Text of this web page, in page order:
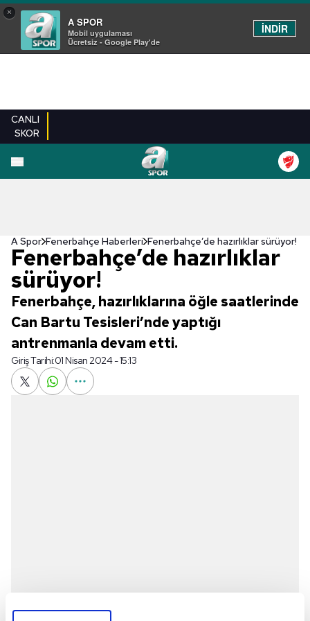
×
A SPOR
Mobil uygulaması
Ücretsiz - Google Play'de
İNDİR
CANLI
SKOR
A Spor Fenerbahçe Haberleri Fenerbahçe’de hazırlıklar sürüyor!
Fenerbahçe’de hazırlıklar
sürüyor!
Fenerbahçe, hazırlıklarına öğle saatlerinde
Can Bartu Tesisleri’nde yaptığı
antrenmanla devam etti.
Giriş Tarihi:01 Nisan 2024 - 15:13